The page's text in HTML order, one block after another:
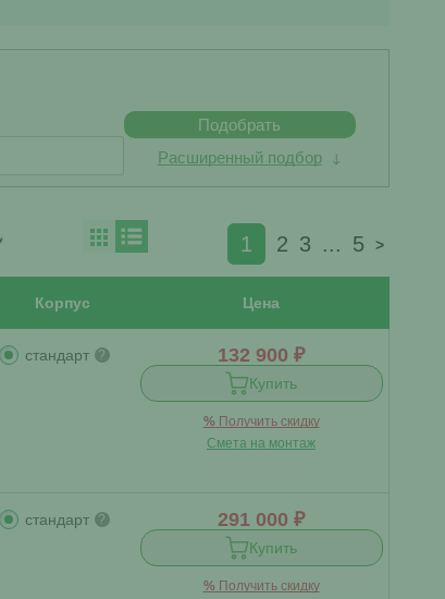
Подобрать
Расширенный подбор
1 2 3 ... 5 >
Корпус Цена
стандарт ? 132 900 ₽
Купить
% Получить скидку
Смета на монтаж
стандарт ? 291 000 ₽
Купить
% Получить скидку